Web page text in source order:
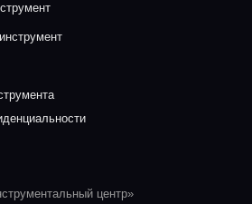
центр»